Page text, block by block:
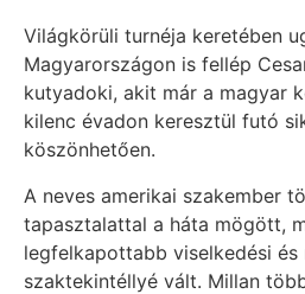
Világkörüli turnéja keretében
Magyarországon is fellép
kutyadoki, akit már a magyar
kilenc évadon keresztül futó
köszönhetően.
A neves amerikai szakember
tapasztalattal a háta mögött,
legfelkapottabb viselkedési és
szaktekintéllyé vált. Millan